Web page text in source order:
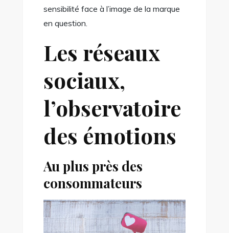
sensibilité face à l’image de la marque
en question.
Les réseaux
sociaux,
l’observatoire
des émotions
Au plus près des
consommateurs